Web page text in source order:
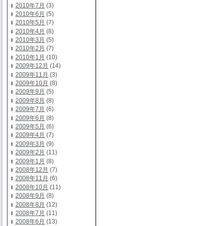
2010年7月 (3)
2010年6月 (5)
2010年5月 (7)
2010年4月 (8)
2010年3月 (5)
2010年2月 (7)
2010年1月 (10)
2009年12月 (14)
2009年11月 (3)
2009年10月 (8)
2009年9月 (5)
2009年8月 (8)
2009年7月 (6)
2009年6月 (8)
2009年5月 (6)
2009年4月 (7)
2009年3月 (9)
2009年2月 (11)
2009年1月 (8)
2008年12月 (7)
2008年11月 (6)
2008年10月 (11)
2008年9月 (8)
2008年8月 (12)
2008年7月 (11)
2008年6月 (13)